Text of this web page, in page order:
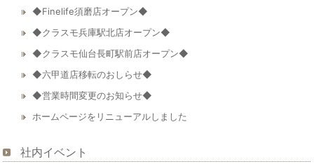
◆Finelife須磨店オープン◆
◆クラスモ兵庫駅北店オープン◆
◆クラスモ仙台長町駅前店オープン◆
◆六甲道店移転のおしらせ◆
◆営業時間変更のお知らせ◆
ホームページをリニューアルしました
社内イベント